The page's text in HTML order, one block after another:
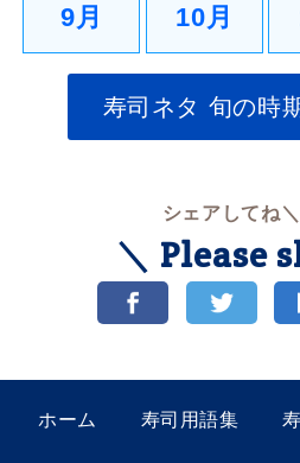
9月 10月
寿司ネタ 旬の時
シェアしてね
＼ Please
ホーム 寿司用語集